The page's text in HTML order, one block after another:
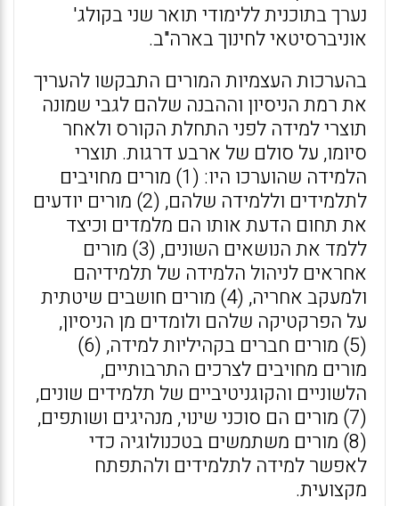
נערך בתוכנית ללימודי תואר שני בקולג'
אוניברסיטאי לחינוך בארה"ב.
בהערכות העצמיות המורים התבקשו להעריך
את רמת הניסיון וההבנה שלהם לגבי שמונה
תוצרי למידה לפני התחלת הקורס ולאחר
סיומו, על סולם של ארבע דרגות. תוצרי
הלמידה שהוערכו היו: (1) מורים מחויבים
לתלמידים וללמידה שלהם, (2) מורים יודעים
את תחום הדעת אותו הם מלמדים וכיצד
ללמד את הנושאים השונים, (3) מורים
אחראים לניהול הלמידה של תלמידיהם
ולמעקב אחריה, (4) מורים חושבים שיטתית
על הפרקטיקה שלהם ולומדים מן הניסיון,
(5) מורים חברים בקהיליות למידה, (6)
מורים מחויבים לצרכים התרבותיים,
הלשוניים והקוגניטיביים של תלמידים שונים,
(7) מורים הם סוכני שינוי, מנהיגים ושותפים,
(8) מורים משתמשים בטכנולוגיה כדי
לאפשר למידה לתלמידים ולהתפתח
מקצועית.